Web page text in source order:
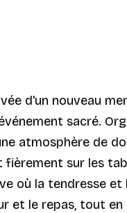
d'un nouveau
sacré.
atmosphère de
sur les
où la tendresse
et le repas, tout